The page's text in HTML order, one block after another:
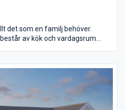
det som en familj behöver.
av kök och vardagsrum
sommarkvällar väntar. Det
har gott om
med både
I andra änden av huset
badrum och allrum.